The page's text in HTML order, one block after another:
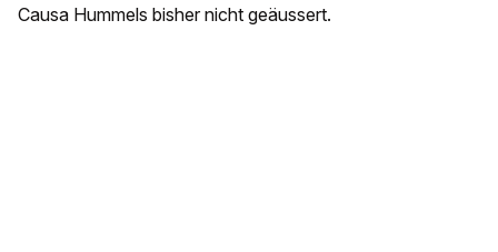
Causa Hummels bisher nicht geäussert.